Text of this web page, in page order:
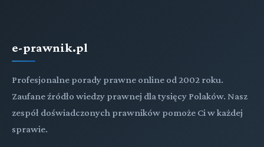
e-prawnik.pl
Profesjonalne porady prawne online od 2002 roku.
Zaufane źródło wiedzy prawnej dla tysięcy Polaków. Nasz
zespół doświadczonych prawników pomoże Ci w każdej
sprawie.